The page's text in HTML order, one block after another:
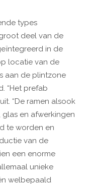
types
deel van de
in de
locatie van de
aan de plintzone
“Het prefab
“De ramen alsook
en afwerkingen
te worden en
van de
een enorme
unieke
welbepaald